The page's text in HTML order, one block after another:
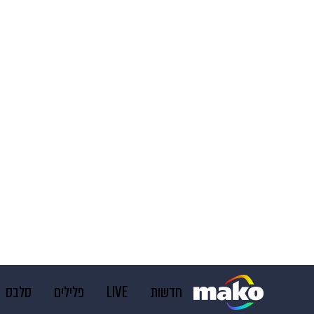
חדשות LIVE פלילים סלבס